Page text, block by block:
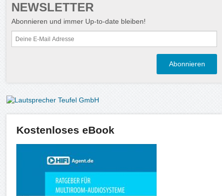
NEWSLETTER
Abonnieren und immer Up-to-date bleiben!
Kostenloses eBook